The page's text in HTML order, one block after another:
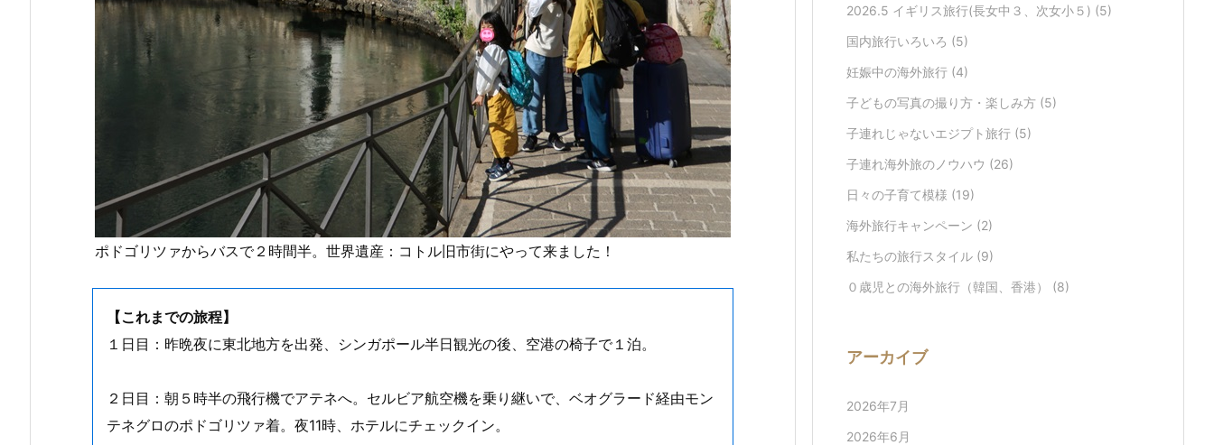
ポドゴリツァからバスで２時間半。世界遺産：コトル旧市街にやって来ました！
【これまでの旅程】
１日目：昨晩夜に東北地方を出発、シンガポール半日観光の後、空港の椅子で１泊。
２日目：朝５時半の飛行機でアテネへ。セルビア航空機を乗り継いで、ベオグラード経由モン
テネグロのポドゴリツァ着。夜11時、ホテルにチェックイン。
2026.5 イギリス旅行(長女中３、次女小５) (5)
国内旅行いろいろ (5)
妊娠中の海外旅行 (4)
子どもの写真の撮り方・楽しみ方 (5)
子連れじゃないエジプト旅行 (5)
子連れ海外旅のノウハウ (26)
日々の子育て模様 (19)
海外旅行キャンペーン (2)
私たちの旅行スタイル (9)
０歳児との海外旅行（韓国、香港） (8)
アーカイブ
2026年7月
2026年6月